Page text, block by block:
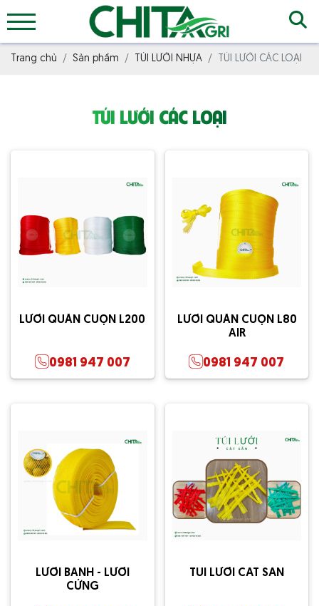
Trang chủ Sản phẩm TÚI LƯỚI NHỰA TÚI LƯỚI CÁC LOẠI
TÚI LƯỚI CÁC LOẠI
LƯỚI QUẤN CUỘN L200
0981 947 007
LƯỚI QUẤN CUỘN L80
AIR
0981 947 007
LƯỚI BÀNH - LƯỚI
CỨNG
TÚI LƯỚI CẮT SẴN